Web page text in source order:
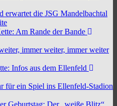
erwartet die JSG Mandelbachtal
Am Rande der Bande
immer weiter, immer weiter
Infos aus dem Ellenfeld
für ein Spiel ins Ellenfeld-Stadion
Geburtstag: Der „weiße Blitz“